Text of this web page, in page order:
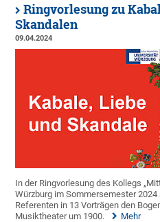
Ringvorlesung zu
Skandalen
09.04.2024
In der Ringvorlesung des Kollegs
Würzburg im Sommersemester
Referenten in 13 Vorträgen den
Musiktheater um 1900.
Mehr